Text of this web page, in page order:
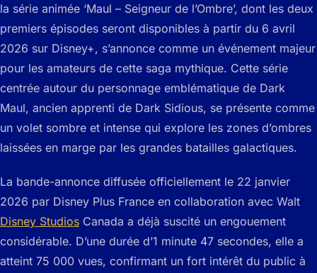
la série animée ‘Maul – Seigneur de l’Ombre’, dont les deux
premiers épisodes seront disponibles à partir du 6 avril
2026 sur Disney+, s’annonce comme un événement majeur
pour les amateurs de cette saga mythique. Cette série
centrée autour du personnage emblématique de Dark
Maul, ancien apprenti de Dark Sidious, se présente comme
un volet sombre et intense qui explore les zones d’ombres
laissées en marge par les grandes batailles galactiques.
La bande-annonce diffusée officiellement le 22 janvier
2026 par Disney Plus France en collaboration avec Walt
Disney Studios Canada a déjà suscité un engouement
considérable. D’une durée d’1 minute 47 secondes, elle a
atteint 75 000 vues, confirmant un fort intérêt du public à